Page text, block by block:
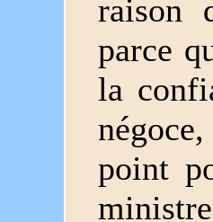
raison
parce
la
point